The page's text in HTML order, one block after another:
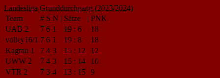
Landesliga Grunddurchgang (2023/2024)
Team
# S N | Sätze | PNK
UAB 2
7 6 1 19 : 6
18
volley16/1 7 6 1 19 : 8
18
Kagran 1
7 4 3 15 : 12
12
UWW 2
7 4 3 15 : 14
10
VTR 2
7 3 4 13 : 15
9